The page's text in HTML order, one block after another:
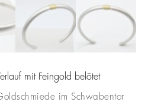
mit Feingold belötet
im Schwabentor